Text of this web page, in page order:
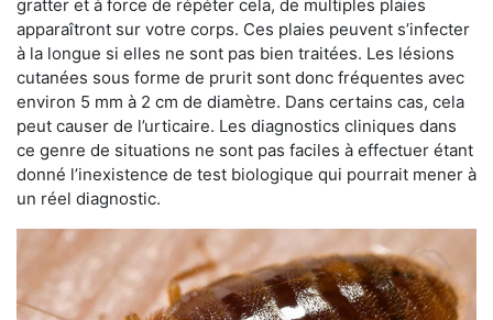
gratter et à force de répéter cela, de multiples plaies
apparaîtront sur votre corps. Ces plaies peuvent s’infecter
à la longue si elles ne sont pas bien traitées. Les lésions
cutanées sous forme de prurit sont donc fréquentes avec
environ 5 mm à 2 cm de diamètre. Dans certains cas, cela
peut causer de l’urticaire. Les diagnostics cliniques dans
ce genre de situations ne sont pas faciles à effectuer étant
donné l’inexistence de test biologique qui pourrait mener à
un réel diagnostic.